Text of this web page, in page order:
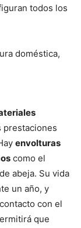
todos los
prestaciones
envolturas
como el
abeja. Su vida
un año, y
con el
que